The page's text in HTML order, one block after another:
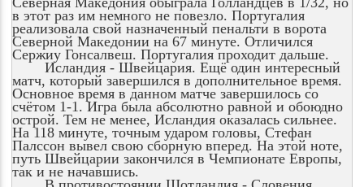
в этот раз им немного не повезло. Португалия
реализовала свой назначенный пенальти в ворота
Северной Македонии на 67 минуте. Отличился
Сержиу Гонсалвеш. Португалия проходит дальше.
Исландия - Швейцария. Ещё один интересный
матч, который завершился в дополнительное время.
Основное время в данном матче завершилось со
счётом 1-1. Игра была абсолютно равной и обоюдно
острой. Тем не менее, Исландия оказалась сильнее.
На 118 минуте, точным ударом головы, Стефан
Палссон вывел свою сборную вперед. На этой ноте,
путь Швейцарии закончился в Чемпионате Европы,
так и не начавшись.